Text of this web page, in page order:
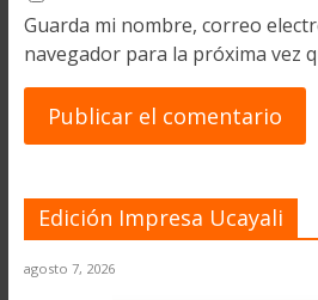
Guarda mi nombre, correo
navegador para la próxima vez
Edición Impresa Ucayali
agosto 7, 2026